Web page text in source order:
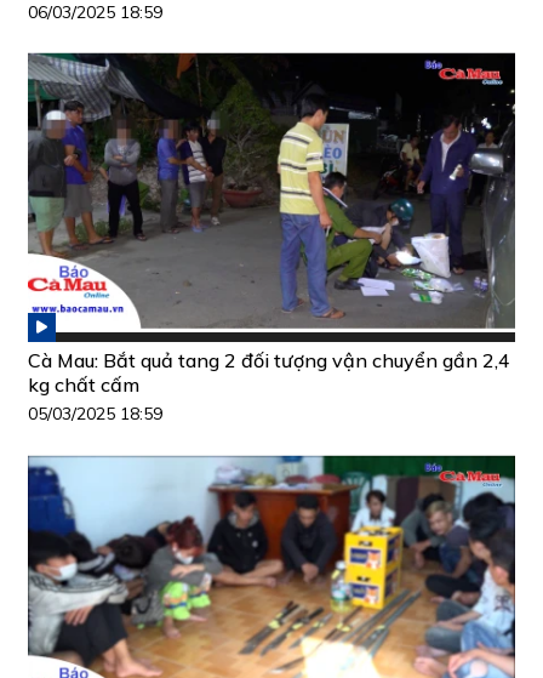
06/03/2025 18:59
Cà Mau: Bắt quả tang 2 đối tượng vận chuyển gần 2,4
kg chất cấm
05/03/2025 18:59